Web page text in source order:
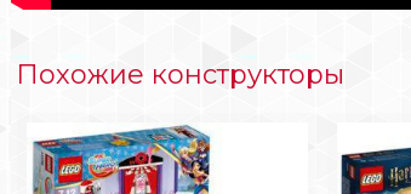
Похожие конструкторы